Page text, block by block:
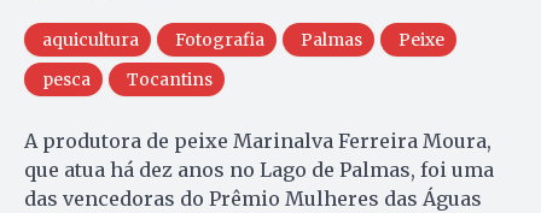
aquicultura Fotografia Palmas
Peixe
pesca
Tocantins
A produtora de peixe Marinalva Ferreira Moura,
que atua há dez anos no Lago de Palmas, foi uma
das vencedoras do Prêmio Mulheres das Águas